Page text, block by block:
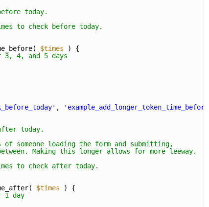
today.
to check before today.
$times
) {
4, and 5 days
, 'example_add_longer_token_time_before'
today.
someone loading the form and submitting,
Making this longer allows for more leeway.
to check after today.
$times
) {
day